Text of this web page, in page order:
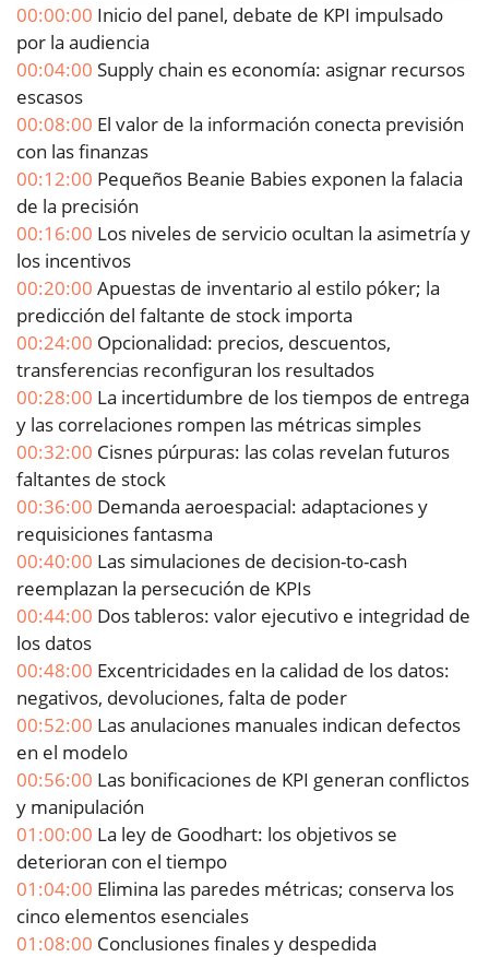
00:00:00 Inicio del panel, debate de KPI impulsado
por la audiencia
00:04:00 Supply chain es economía: asignar recursos
escasos
00:08:00 El valor de la información conecta previsión
con las finanzas
00:12:00 Pequeños Beanie Babies exponen la falacia
de la precisión
00:16:00 Los niveles de servicio ocultan la asimetría y
los incentivos
00:20:00 Apuestas de inventario al estilo póker; la
predicción del faltante de stock importa
00:24:00 Opcionalidad: precios, descuentos,
transferencias reconfiguran los resultados
00:28:00 La incertidumbre de los tiempos de entrega
y las correlaciones rompen las métricas simples
00:32:00 Cisnes púrpuras: las colas revelan futuros
faltantes de stock
00:36:00 Demanda aeroespacial: adaptaciones y
requisiciones fantasma
00:40:00 Las simulaciones de decision-to-cash
reemplazan la persecución de KPIs
00:44:00 Dos tableros: valor ejecutivo e integridad de
los datos
00:48:00 Excentricidades en la calidad de los datos:
negativos, devoluciones, falta de poder
00:52:00 Las anulaciones manuales indican defectos
en el modelo
00:56:00 Las bonificaciones de KPI generan conflictos
y manipulación
01:00:00 La ley de Goodhart: los objetivos se
deterioran con el tiempo
01:04:00 Elimina las paredes métricas; conserva los
cinco elementos esenciales
01:08:00 Conclusiones finales y despedida